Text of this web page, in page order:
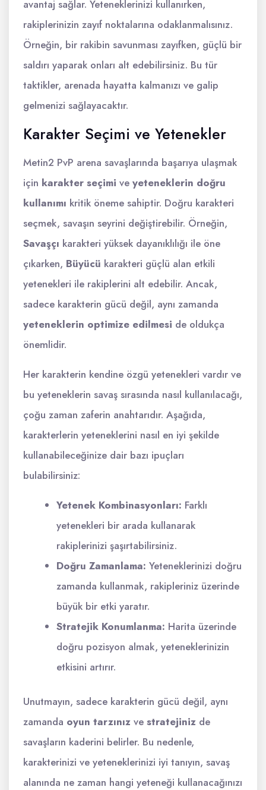
avantaj sağlar. Yeteneklerinizi kullanırken,
rakiplerinizin zayıf noktalarına odaklanmalısınız.
Örneğin, bir rakibin savunması zayıfken, güçlü bir
saldırı yaparak onları alt edebilirsiniz. Bu tür
taktikler, arenada hayatta kalmanızı ve galip
gelmenizi sağlayacaktır.
Karakter Seçimi ve Yetenekler
Metin2 PvP arena savaşlarında başarıya ulaşmak
için karakter seçimi ve yeteneklerin doğru
kullanımı kritik öneme sahiptir. Doğru karakteri
seçmek, savaşın seyrini değiştirebilir. Örneğin,
Savaşçı karakteri yüksek dayanıklılığı ile öne
çıkarken, Büyücü karakteri güçlü alan etkili
yetenekleri ile rakiplerini alt edebilir. Ancak,
sadece karakterin gücü değil, aynı zamanda
yeteneklerin optimize edilmesi de oldukça
önemlidir.
Her karakterin kendine özgü yetenekleri vardır ve
bu yeteneklerin savaş sırasında nasıl kullanılacağı,
çoğu zaman zaferin anahtarıdır. Aşağıda,
karakterlerin yeteneklerini nasıl en iyi şekilde
kullanabileceğinize dair bazı ipuçları
bulabilirsiniz:
Yetenek Kombinasyonları: Farklı
yetenekleri bir arada kullanarak
rakiplerinizi şaşırtabilirsiniz.
Doğru Zamanlama: Yeteneklerinizi doğru
zamanda kullanmak, rakipleriniz üzerinde
büyük bir etki yaratır.
Stratejik Konumlanma: Harita üzerinde
doğru pozisyon almak, yeteneklerinizin
etkisini artırır.
Unutmayın, sadece karakterin gücü değil, aynı
zamanda oyun tarzınız ve stratejiniz de
savaşların kaderini belirler. Bu nedenle,
karakterinizi ve yeteneklerinizi iyi tanıyın, savaş
alanında ne zaman hangi yeteneği kullanacağınızı